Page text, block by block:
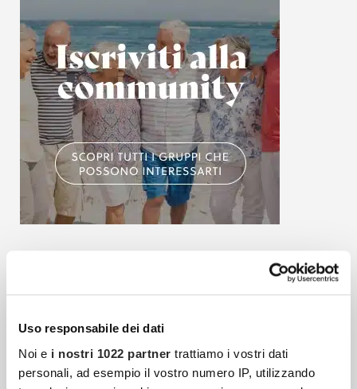
Uso responsabile dei dati
Noi e i nostri 1022 partner trattiamo i vostri dati
personali, ad esempio il vostro numero IP, utilizzando
Strategie Di Investimento: Quali Sono Le
Migliori Nel Breve Periodo
L’universo degli investimenti è complesso,